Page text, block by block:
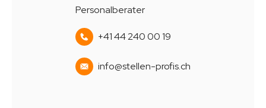
Personalberater
+41 44 240 00 19
info@stellen-profis.ch